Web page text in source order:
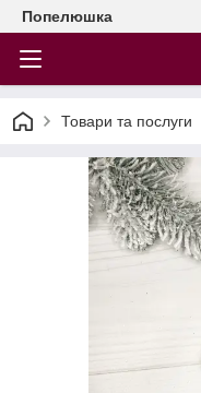
Попелюшка
Товари та послуги